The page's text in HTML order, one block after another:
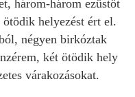
három-három ezüstöt
helyezést ért el.
négyen birkóztak
két ötödik hely
várakozásokat.